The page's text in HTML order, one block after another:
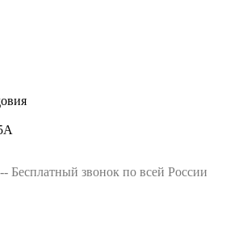
-- Бесплатный звонок по всей России